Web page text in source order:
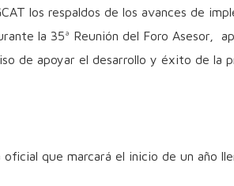
los respaldos de los avances de
la 35ª Reunión del Foro Asesor,
de apoyar el desarrollo y éxito de la
que marcará el inicio de un año